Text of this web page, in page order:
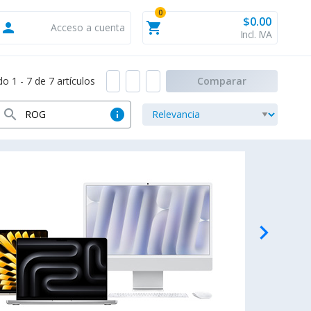
person Acceso a cuenta shopping_cart
0
$0.00
Incl. IVA
1 - 7 de 7 artículos Comparar
info
search
navigate_next